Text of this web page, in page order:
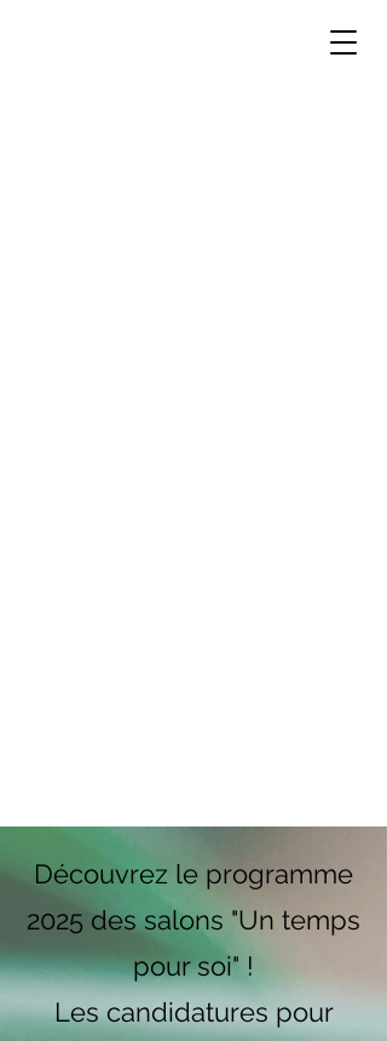
Découvrez le programme
2025 des salons "Un temps
pour soi" !
Les candidatures pour